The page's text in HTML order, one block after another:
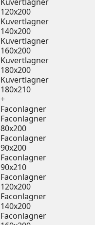
120x200
Kuvertlagner
140x200
Kuvertlagner
160x200
Kuvertlagner
180x200
Kuvertlagner
180x210
+
Faconlagner
Faconlagner
80x200
Faconlagner
90x200
Faconlagner
90x210
Faconlagner
120x200
Faconlagner
140x200
Faconlagner